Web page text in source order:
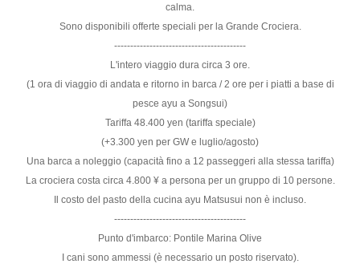
calma.
Sono disponibili offerte speciali per la Grande Crociera.
-----------------------------------------
L'intero viaggio dura circa 3 ore.
(1 ora di viaggio di andata e ritorno in barca / 2 ore per i piatti a base di
pesce ayu a Songsui)
Tariffa 48.400 yen (tariffa speciale)
(+3.300 yen per GW e luglio/agosto)
Una barca a noleggio (capacità fino a 12 passeggeri alla stessa tariffa)
La crociera costa circa 4.800 ¥ a persona per un gruppo di 10 persone.
Il costo del pasto della cucina ayu Matsusui non è incluso.
-----------------------------------------
Punto d'imbarco: Pontile Marina Olive
I cani sono ammessi (è necessario un posto riservato).